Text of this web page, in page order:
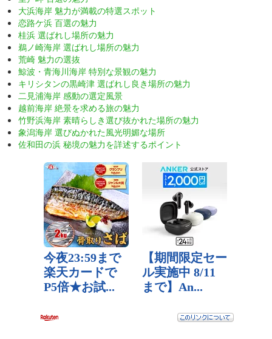
大浜海岸 魅力が満載の特選スポット
恋路ケ浜 百選の魅力
桂浜 選ばれし場所の魅力
鵜ノ崎海岸 選ばれし場所の魅力
荒崎 魅力の選抜
鯨波・青海川海岸 特別な景観の魅力
キリシタンの黒崎津 選ばれし良き場所の魅力
二見浦海岸 感動の選定風景
越前海岸 絶景を求める旅の魅力
竹野浜海岸 素晴らしき選び抜かれた場所の魅力
象潟海岸 選びぬかれた風光明媚な場所
佐和田の浜 秘境の魅力を詳述するポイント